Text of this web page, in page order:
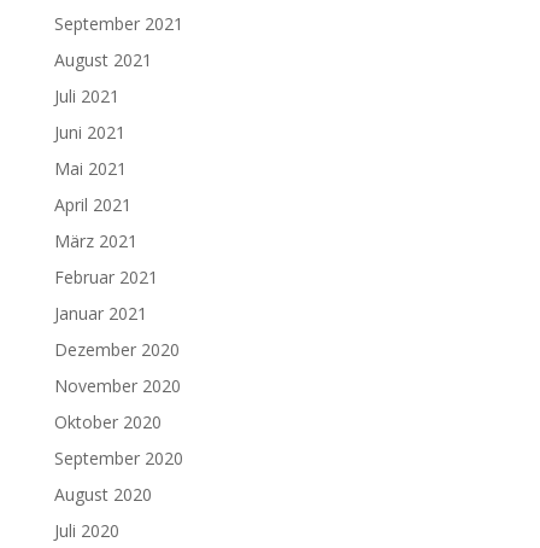
September 2021
August 2021
Juli 2021
Juni 2021
Mai 2021
April 2021
März 2021
Februar 2021
Januar 2021
Dezember 2020
November 2020
Oktober 2020
September 2020
August 2020
Juli 2020